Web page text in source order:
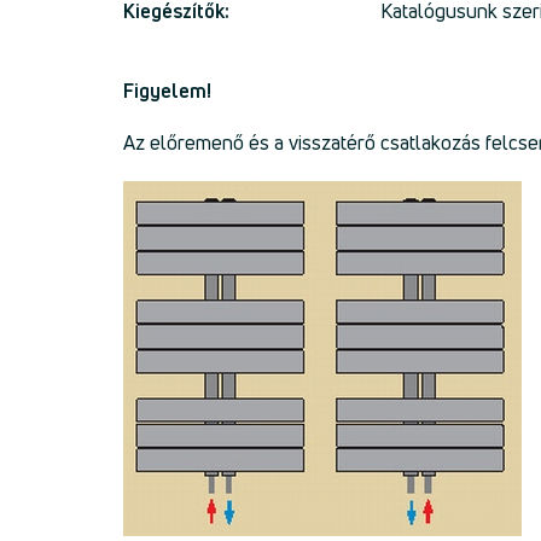
Kiegészítők:
Katalógusunk
Figyelem!
Az előremenő és a visszatérő csatlakozás